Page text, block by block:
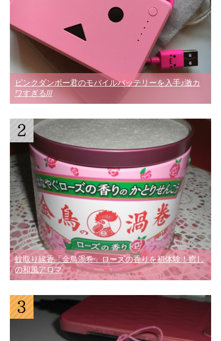
ピンクダンボー君のモバイルバッテリーを入手♪激カ
ワすぎる///
蚊取り線香「金鳥渦巻」ローズの香りを初体験！癒し
の和風アロマ